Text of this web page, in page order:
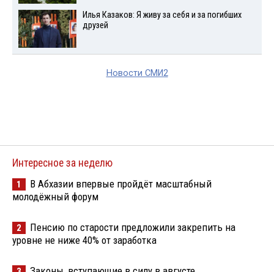
Илья Казаков: Я живу за себя и за погибших
друзей
Новости СМИ2
Интересное за неделю
1
В Абхазии впервые пройдёт масштабный
молодёжный форум
2
Пенсию по старости предложили закрепить на
уровне не ниже 40% от заработка